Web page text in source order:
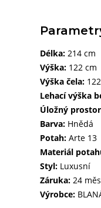
Délka: 214 cm
Výška: 122 cm
Výška čela:
Lehací výška
Úložný
Barva: Hnědá
Potah: Arte 13
Materiál
Styl: Luxusní
Záruka: 24
Výrobce: